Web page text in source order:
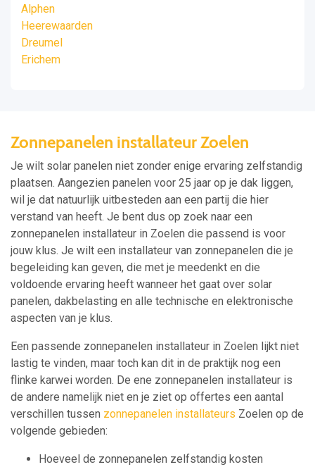
Alphen
Heerewaarden
Dreumel
Erichem
Zonnepanelen installateur Zoelen
Je wilt solar panelen niet zonder enige ervaring zelfstandig
plaatsen. Aangezien panelen voor 25 jaar op je dak liggen,
wil je dat natuurlijk uitbesteden aan een partij die hier
verstand van heeft. Je bent dus op zoek naar een
zonnepanelen installateur in Zoelen die passend is voor
jouw klus. Je wilt een installateur van zonnepanelen die je
begeleiding kan geven, die met je meedenkt en die
voldoende ervaring heeft wanneer het gaat over solar
panelen, dakbelasting en alle technische en elektronische
aspecten van je klus.
Een passende zonnepanelen installateur in Zoelen lijkt niet
lastig te vinden, maar toch kan dit in de praktijk nog een
flinke karwei worden. De ene zonnepanelen installateur is
de andere namelijk niet en je ziet op offertes een aantal
verschillen tussen zonnepanelen installateurs Zoelen op de
volgende gebieden:
Hoeveel de zonnepanelen zelfstandig kosten